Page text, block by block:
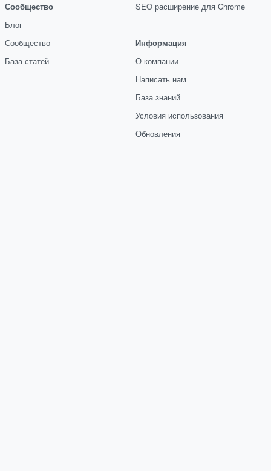
Сообщество
Блог
Сообщество
База статей
SEO расширение для Chrome
Информация
О компании
Написать нам
База знаний
Условия использования
Обновления